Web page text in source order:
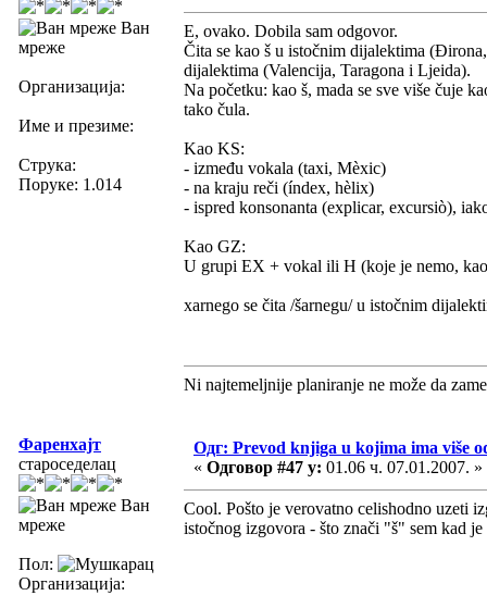
Ван
мреже
Организација:
Име и презиме:
Струка:
Поруке: 1.014
E, ovako. Dobila sam odgovor.
Čita se kao š u istočnim dijalektima
dijalektima (Valencija, Taragona i Ljeida).
Na početku: kao š, mada se sve više čuje
tako čula.
Kao KS:
- između vokala (taxi, Mèxic)
- na kraju reči (índex, hèlix)
- ispred konsonanta (explicar, excursiò),
Kao GZ:
U grupi EX + vokal ili H (koje je nemo,
xarnego se čita /šarnegu/ u istočnim
Ni najtemeljnije planiranje ne može da
Фаренхајт
староседелац
Ван
мреже
Пол:
Организација:
Одг: Prevod knjiga u kojima ima više
« Одговор #47 у: 01.06 ч. 07.01.2007. »
Cool. Pošto je verovatno celishodno uzeti
istočnog izgovora - što znači "š" sem kad